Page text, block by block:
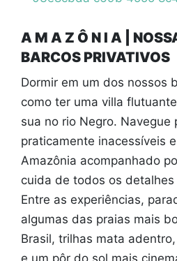
A M A Z Ô N I A |
BARCOS PRIVATIVOS
Dormir em um dos nossos
como ter uma villa
sua no rio Negro. Navegue
praticamente inacessíveis
Amazônia acompanhado
cuida de todos os
Entre as experiências,
algumas das praias mais
Brasil, trilhas mata